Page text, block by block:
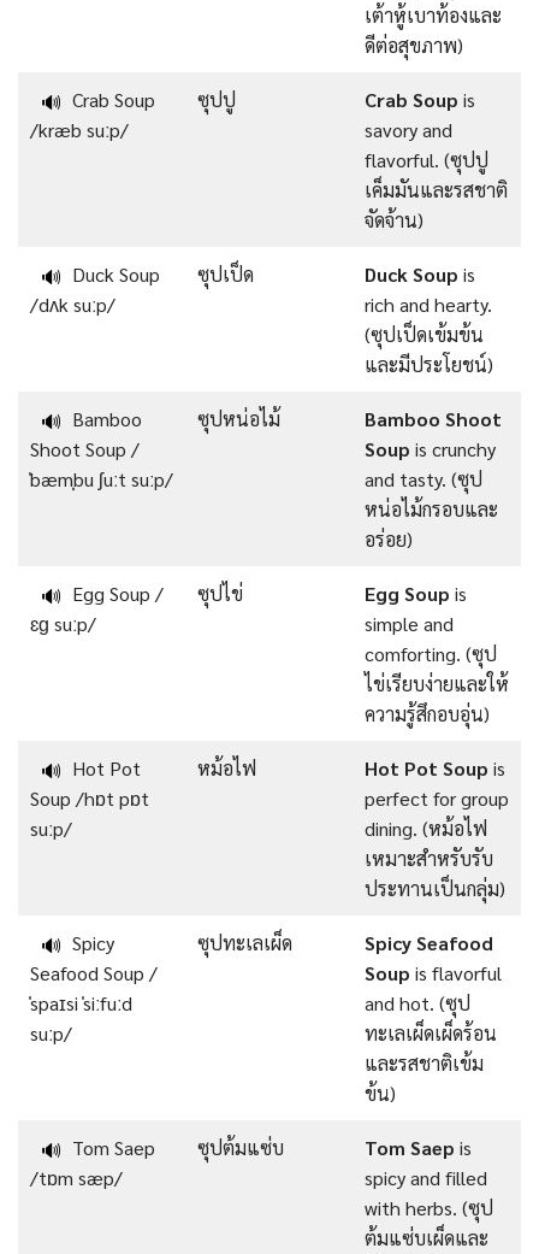
เต้าหู้เบาท้องและ
ดีต่อสุขภาพ)
🔊 Crab Soup
/kræb suːp/
ซุปปู Crab Soup is
savory and
flavorful. (ซุปปู
เค็มมันและรสชาติ
จัดจ้าน)
🔊 Duck Soup
/dʌk suːp/
ซุปเป็ด Duck Soup is
rich and hearty.
(ซุปเป็ดเข้มข้น
และมีประโยชน์)
🔊 Bamboo
Shoot Soup /
ˈbæmˌbu ʃuːt suːp/
ซุปหน่อไม้
Bamboo Shoot
Soup is crunchy
and tasty. (ซุป
หน่อไม้กรอบและ
อร่อย)
🔊 Egg Soup /
ɛɡ suːp/
ซุปไข่ Egg Soup is
simple and
comforting. (ซุป
ไข่เรียบง่ายและให้
ความรู้สึกอบอุ่น)
🔊 Hot Pot
Soup /hɒt pɒt
suːp/
หม้อไฟ Hot Pot Soup is
perfect for group
dining. (หม้อไฟ
เหมาะสำหรับรับ
ประทานเป็นกลุ่ม)
🔊 Spicy
Seafood Soup /
ˈspaɪsi ˈsiːfuːd
suːp/
ซุปทะเลเผ็ด
Spicy Seafood
Soup is flavorful
and hot. (ซุป
ทะเลเผ็ดเผ็ดร้อน
และรสชาติเข้ม
ข้น)
🔊 Tom Saep
/tɒm sæp/
ซุปต้มแซ่บ Tom Saep is
spicy and filled
with herbs. (ซุป
ต้มแซ่บเผ็ดและ